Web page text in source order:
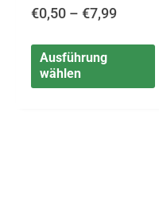
€0,50 – €7,99
Ausführung
wählen